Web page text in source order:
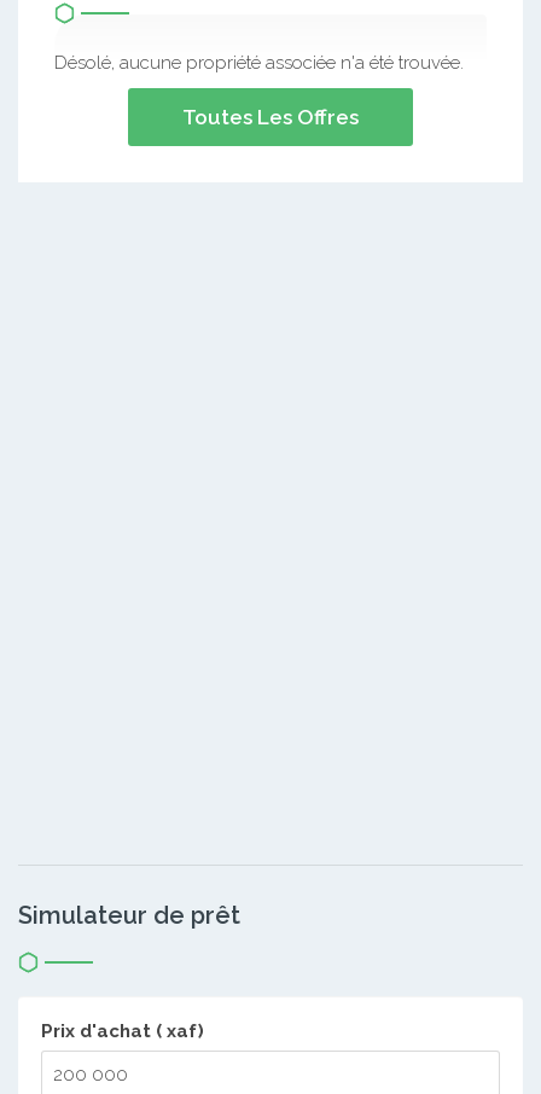
Désolé, aucune propriété associée n'a été trouvée.
Toutes Les Offres
Simulateur de prêt
Prix d'achat ( xaf)